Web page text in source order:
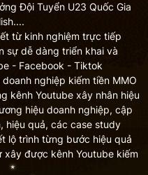
Đội Tuyển U23 Quốc Gia
từ kinh nghiệm trực tiếp
sự dễ dàng triển khai và
- Facebook - Tiktok
nghiệp kiếm tiền MMO
kênh Youtube xây nhân hiệu
hiệu doanh nghiệp, cập
hiệu quả, các case study
lộ trình từng bước hiệu quả
xây được kênh Youtube kiếm